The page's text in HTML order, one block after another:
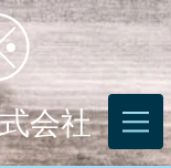
会社